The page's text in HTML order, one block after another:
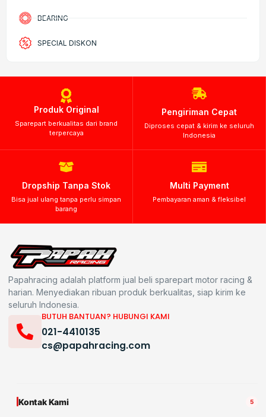
BEARING
SPECIAL DISKON
Produk Original
Sparepart berkualitas dari brand
terpercaya
Pengiriman Cepat
Diproses cepat & kirim ke seluruh
Indonesia
Dropship Tanpa Stok
Bisa jual ulang tanpa perlu simpan
barang
Multi Payment
Pembayaran aman & fleksibel
Papahracing adalah platform jual beli sparepart motor racing &
harian. Menyediakan ribuan produk berkualitas, siap kirim ke
seluruh Indonesia.
BUTUH BANTUAN? HUBUNGI KAMI
021-4410135
cs@papahracing.com
Kontak Kami 5